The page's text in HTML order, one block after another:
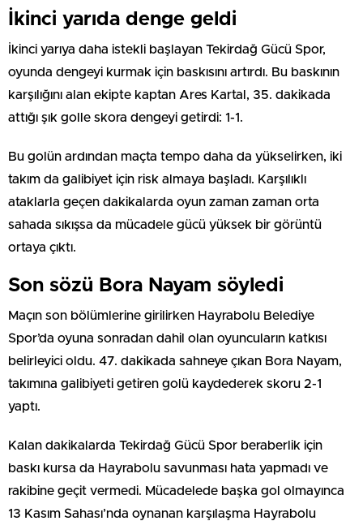
İkinci yarıda denge geldi
İkinci yarıya daha istekli başlayan Tekirdağ Gücü Spor,
oyunda dengeyi kurmak için baskısını artırdı. Bu baskının
karşılığını alan ekipte kaptan Ares Kartal, 35. dakikada
attığı şık golle skora dengeyi getirdi: 1-1.
Bu golün ardından maçta tempo daha da yükselirken, iki
takım da galibiyet için risk almaya başladı. Karşılıklı
ataklarla geçen dakikalarda oyun zaman zaman orta
sahada sıkışsa da mücadele gücü yüksek bir görüntü
ortaya çıktı.
Son sözü Bora Nayam söyledi
Maçın son bölümlerine girilirken Hayrabolu Belediye
Spor’da oyuna sonradan dahil olan oyuncuların katkısı
belirleyici oldu. 47. dakikada sahneye çıkan Bora Nayam,
takımına galibiyeti getiren golü kaydederek skoru 2-1
yaptı.
Kalan dakikalarda Tekirdağ Gücü Spor beraberlik için
baskı kursa da Hayrabolu savunması hata yapmadı ve
rakibine geçit vermedi. Mücadelede başka gol olmayınca
13 Kasım Sahası’nda oynanan karşılaşma Hayrabolu